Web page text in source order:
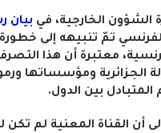
الشؤون الخارجية، في بيان
تمّ تنبيهه إلى خطورة
معتبرة أن هذا
الجزائرية ومؤسساتها
المتبادل بين الدول.
أن القناة المعنية لم